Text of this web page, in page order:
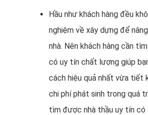
Hầu như khách hàng đều
nghiệm về xây dựng để
nhà. Nên khách hàng cần
có uy tín chất lượng giúp
cách hiệu quả nhất vừa tiết
chi phí phát sinh trong quá
tìm được nhà thầu uy tín có